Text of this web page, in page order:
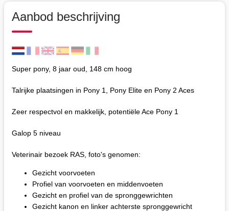
Aanbod beschrijving
Super pony, 8 jaar oud, 148 cm hoog
Talrijke plaatsingen in Pony 1, Pony Elite en Pony 2 Aces
Zeer respectvol en makkelijk, potentiële Ace Pony 1
Galop 5 niveau
Veterinair bezoek RAS, foto's genomen:
Gezicht voorvoeten
Profiel van voorvoeten en middenvoeten
Gezicht en profiel van de spronggewrichten
Gezicht kanon en linker achterste spronggewricht